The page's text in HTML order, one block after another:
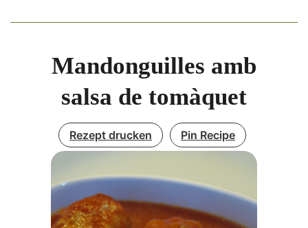
Mandonguilles amb
salsa de tomàquet
Rezept drucken Pin Recipe